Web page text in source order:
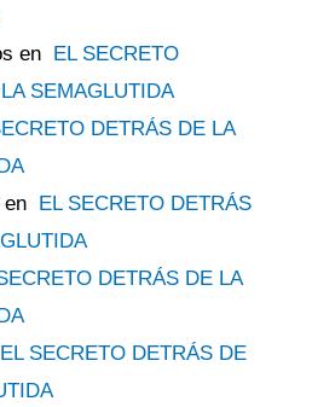
en EL SECRETO
SEMAGLUTIDA
DETRÁS DE LA
en EL SECRETO DETRÁS
DETRÁS DE LA
EL SECRETO DETRÁS DE